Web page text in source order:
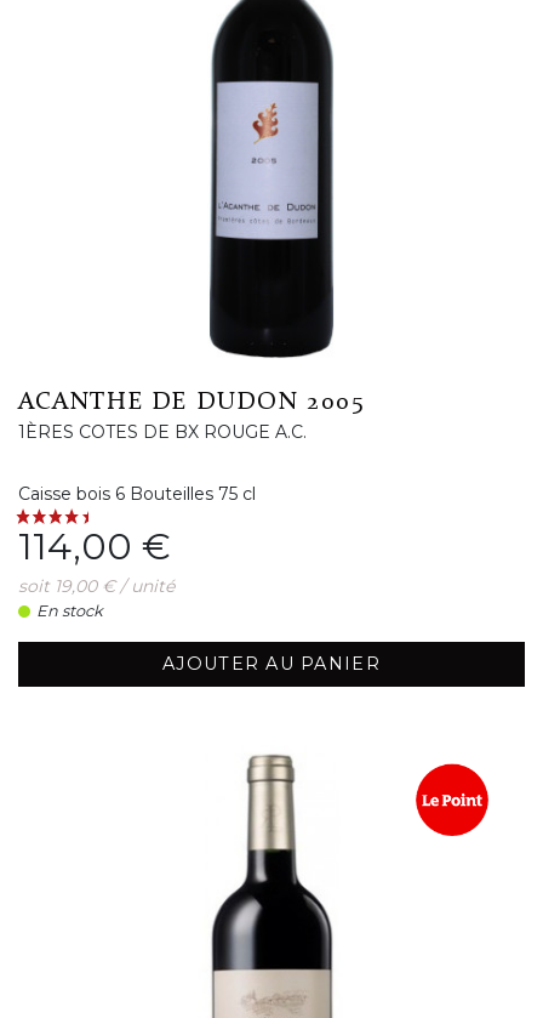
ACANTHE DE DUDON 2005
1ÈRES COTES DE BX ROUGE A.C.
Caisse bois 6 Bouteilles 75 cl
Prix
114,00 €
soit 19,00 € / unité
En stock
AJOUTER AU PANIER